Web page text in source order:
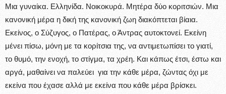
Μια γυναίκα. Ελληνίδα. Νοικοκυρά. Μητέρα δύο κοριτσιών. Μια
κανονική μέρα η δική της κανονική ζωη διακόπτεται βίαια.
Εκείνος, ο Σύζυγος, ο Πατέρας, ο Άντρας αυτοκτονεί. Εκείνη
μένει πίσω, μόνη με τα κορίτσια της, να αντιμετωπίσει το γιατί,
το θυμό, την ενοχή, το στίγμα, τα χρέη. Και κάπως έτσι, έστω και
αργά, μαθαίνει να παλεύει για την κάθε μέρα, ζώντας όχι με
εκείνα που έχασε αλλά με εκείνα που κάθε μέρα βρίσκει.